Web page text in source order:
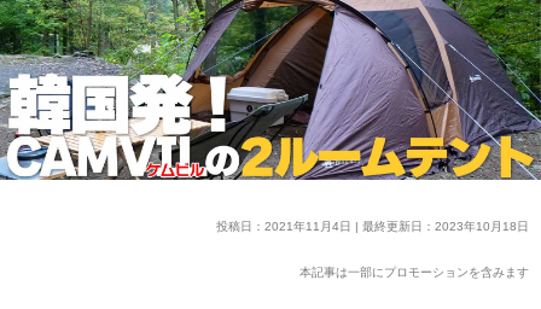
投稿日：2021年11月4日 | 最終更新日：2023年10月18日
本記事は一部にプロモーションを含みます